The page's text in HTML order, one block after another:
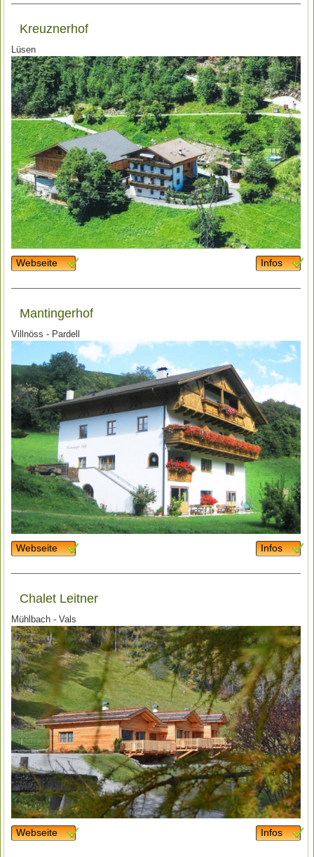
Kreuznerhof
Lüsen
Webseite Infos
Mantingerhof
Villnöss - Pardell
Webseite Infos
Chalet Leitner
Mühlbach - Vals
Webseite Infos